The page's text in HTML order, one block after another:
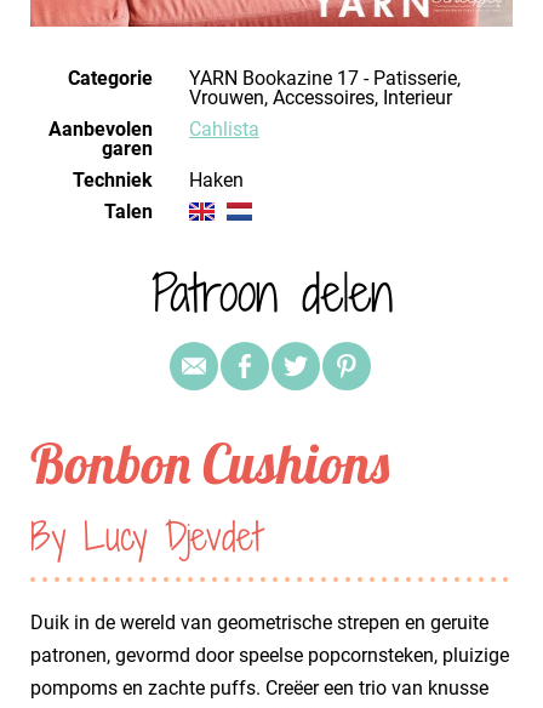
Categorie
YARN Bookazine 17 - Patisserie,
Vrouwen, Accessoires, Interieur
Aanbevolen
garen
Cahlista
Techniek
haken
Talen
Patroon delen
Bonbon Cushions
By Lucy Djevdet
Duik in de wereld van geometrische strepen en geruite
patronen, gevormd door speelse popcornsteken, pluizige
pompoms en zachte puffs. Creëer een trio van knusse